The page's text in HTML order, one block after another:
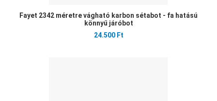
Fayet 2342 méretre vágható karbon sétabot - fa hatású
könnyű járóbot
24.500 Ft